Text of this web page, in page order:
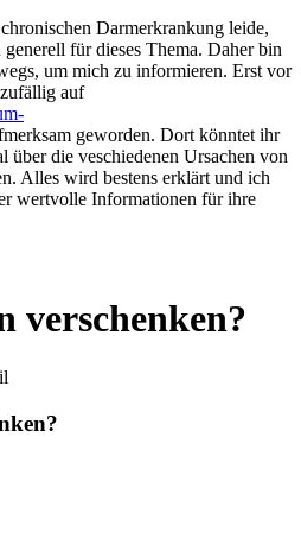
Darmerkrankung leide,
für dieses Thema. Daher bin
um mich zu informieren. Erst vor
auf
geworden. Dort könntet ihr
über die veschiedenen Ursachen von
Alles wird bestens erklärt und ich
wertvolle Informationen für ihre
verschenken?